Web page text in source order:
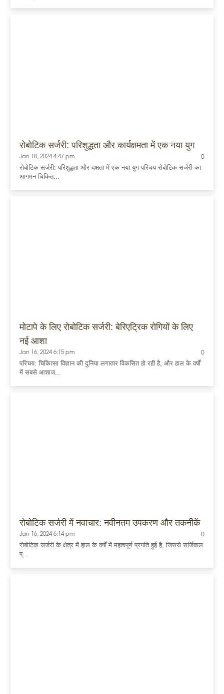
रोबोटिक सर्जरी: परिशुद्धता और कार्यक्षमता में एक नया युग
Jan 18, 2024 4:47 pm 0
रोबोटिक सर्जरी: परिशुद्धता और दक्षता में एक नया युग परिचय रोबोटिक सर्जरी का
आगमन चिकित...
मोटापे के लिए रोबोटिक सर्जरी: बेरिएट्रिक रोगियों के लिए
नई आशा
Jan 16, 2024 6:15 pm 0
परिचय: चिकित्सा विज्ञान की दुनिया लगातार विकसित हो रही है, और हाल के वर्षों
में सबसे आशाज...
रोबोटिक सर्जरी में नवाचार: नवीनतम उपकरण और तकनीकें
Jan 16, 2024 6:14 pm 0
रोबोटिक सर्जरी के क्षेत्र में हाल के वर्षों में महत्वपूर्ण प्रगति हुई है, जिससे सर्जिकल
प्...